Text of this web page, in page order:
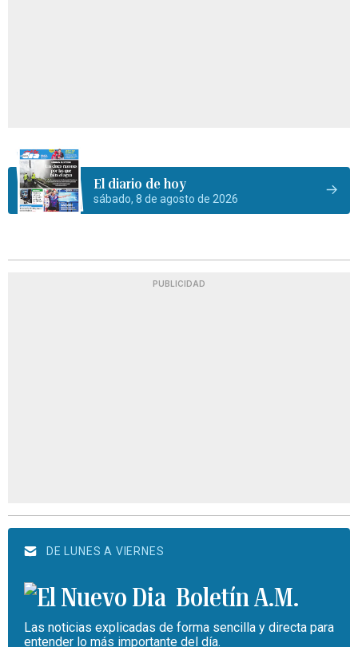
El diario de hoy
sábado, 8 de agosto de 2026
PUBLICIDAD
DE LUNES A VIERNES
Boletín A.M.
Las noticias explicadas de forma sencilla y directa para
entender lo más importante del día.